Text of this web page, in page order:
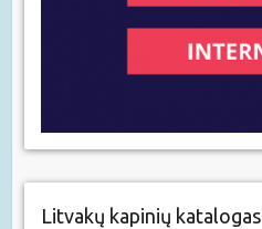
Litvakų kapinių katalogas